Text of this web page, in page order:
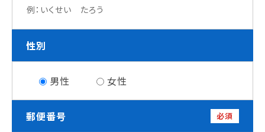
資格・就職
内定者VOICE
活躍する卒業生
学校の特長
例：いくせい たろう
性別
男性 女性
郵便番号 必須